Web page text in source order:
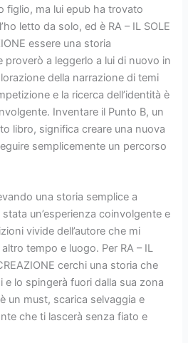
figlio, ma lui epub ha trovato
letto da solo, ed è RA – IL SOLE
essere una storia
proverò a leggerlo a lui di nuovo in
della narrazione di temi
e la ricerca dell’identità è
Inventare il Punto B, un
libro, significa creare una nuova
semplicemente un percorso
una storia semplice a
un’esperienza coinvolgente e
vivide dell’autore che mi
tempo e luogo. Per RA – IL
cerchi una storia che
e lo spingerà fuori dalla sua zona
un must, scarica selvaggia e
che ti lascerà senza fiato e